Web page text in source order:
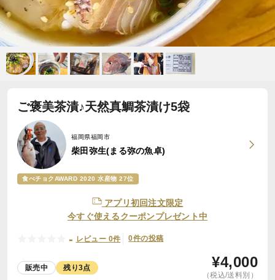
ご褒美茶漬♪天然真鯛茶漬け5袋
福岡県福岡市
柴田弥生(まる弥の魚卓)
食べチョクAWARD 2020 水産物 27位
アプリ初回注文限定
今すぐ使えるクーポンプレゼント中
- レビュー 0件 0件の投稿
販売中 残り3点 ¥4,000
（税込/送料別）